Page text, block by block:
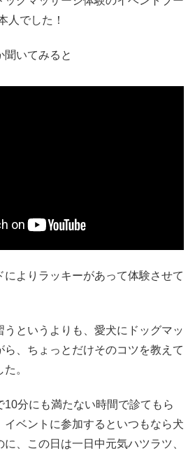
人でした！
聞いてみると
によりラッキーがあって体験させて
うというよりも、愛犬にドッグマッ
、ちょっとだけそのコツを教えて
。
10分にも満たない時間で診てもら
イベントに参加するといつもなら犬
、この日は一日中元気ハツラツ、